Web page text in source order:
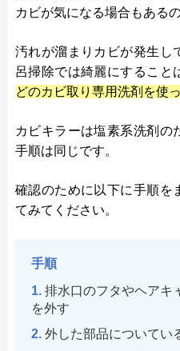
カビが気になる場合もある
汚れが溜まりカビが発生し
呂掃除では綺麗にすること
どのカビ取り専用洗剤を使
カビキラーは塩素系洗剤の
手順は同じです。
確認のために以下に手順を
てみてください。
手順
排水口のフタやヘアキ
を外す
外した部品についてい